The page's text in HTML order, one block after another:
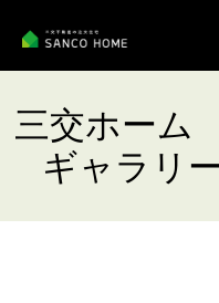
三交ホーム
ギャラリ